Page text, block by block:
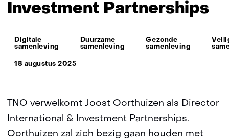
International
Partnerships
Investment Partnerships
Thema:
Digitale
samenleving
Duurzame
samenleving
Gezonde
samenleving
18 augustus 2025
TNO verwelkomt Joost Oorthuizen als Director
International & Investment Partnerships.
Oorthuizen zal zich bezig gaan houden met